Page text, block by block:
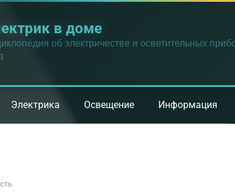
в доме
об электричестве и осветительных
Электрика Освещение Информация